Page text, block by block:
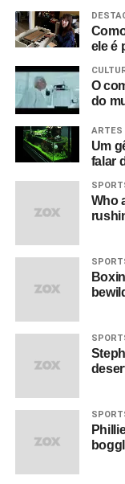
ele é
O
do
ARTES
Um
falar
Who